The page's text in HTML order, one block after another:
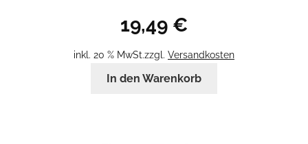
19,49 €
inkl. 20 % MwSt.zzgl. Versandkosten
In den Warenkorb